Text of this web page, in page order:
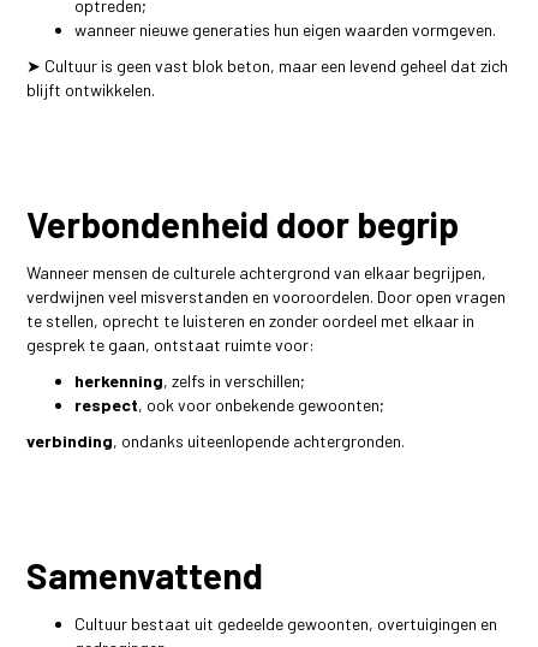
optreden;
wanneer nieuwe generaties hun eigen waarden vormgeven.
➤ Cultuur is geen vast blok beton, maar een levend geheel dat zich
blijft ontwikkelen.
Verbondenheid door begrip
Wanneer mensen de culturele achtergrond van elkaar begrijpen,
verdwijnen veel misverstanden en vooroordelen. Door open vragen
te stellen, oprecht te luisteren en zonder oordeel met elkaar in
gesprek te gaan, ontstaat ruimte voor:
herkenning, zelfs in verschillen;
respect, ook voor onbekende gewoonten;
verbinding, ondanks uiteenlopende achtergronden.
Samenvattend
Cultuur bestaat uit gedeelde gewoonten, overtuigingen en